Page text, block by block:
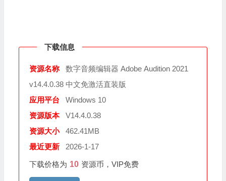
下载信息
资源名称
数字音频编辑器 Adobe Audition 2021
v14.4.0.38 中文免激活直装版
应用平台
Windows 10
资源版本
V14.4.0.38
资源大小
462.41MB
最近更新
2026-1-17
下载价格为 10 资源币，VIP免费